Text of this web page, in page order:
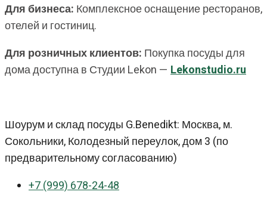
Для бизнеса: Комплексное оснащение ресторанов,
отелей и гостиниц.
Для розничных клиентов: Покупка посуды для
дома доступна в Студии Lekon — Lekonstudio.ru
Шоурум и склад посуды G.Benedikt: Москва, м.
Сокольники, Колодезный переулок, дом 3 (по
предварительному согласованию)
+7 (999) 678-24-48